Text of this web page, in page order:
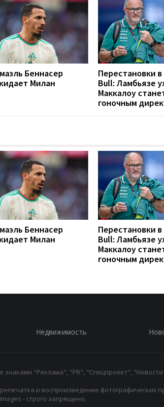
Беннасер
Милан
Перестановки в
Bull: Ламбьязе
Маккалоу
гоночным
Беннасер
Милан
Перестановки в
Bull: Ламбьязе
Маккалоу
гоночным
Недвижимость
"Реклама", "PR", "Спецпроект",
и воспроизведение фотографических
- строго запрещено.